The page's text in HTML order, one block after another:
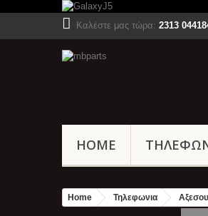
Καλέστε μας τώρα: 2313
HOME
Home Τηλεφωνια